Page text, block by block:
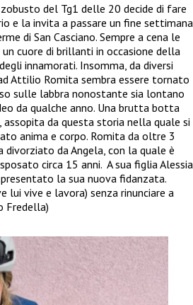
del Tg1 delle 20 decide di fare
e la invita a passare un fine settimana
di San Casciano. Sempre a cena le
cuore di brillanti in occasione della
innamorati. Insomma, da diversi
Attilio Romita sembra essere tornato
sulle labbra nonostante sia lontano
da qualche anno. Una brutta botta
assopita da questa storia nella quale si
anima e corpo. Romita da oltre 3
divorziato da Angela, con la quale è
circa 15 anni. A sua figlia Alessia
la sua nuova fidanzata.
lui vive e lavora) senza rinunciare a
Fredella)